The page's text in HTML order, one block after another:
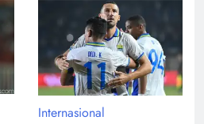
Internasional